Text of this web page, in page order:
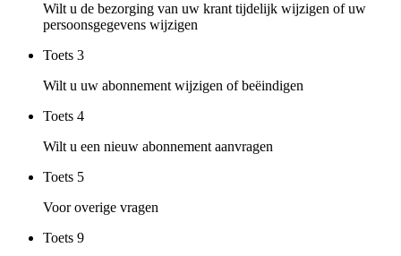
Wilt u de bezorging van uw krant tijdelijk wijzigen of uw
persoonsgegevens wijzigen
Toets 3
Wilt u uw abonnement wijzigen of beëindigen
Toets 4
Wilt u een nieuw abonnement aanvragen
Toets 5
Voor overige vragen
Toets 9